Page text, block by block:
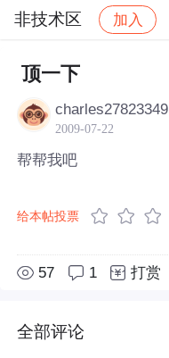
非技术区 加入
社区 非技术区
顶一下
charles27823349
2009-07-22
帮帮我吧
给本帖投票
57 1 打赏
全部评论